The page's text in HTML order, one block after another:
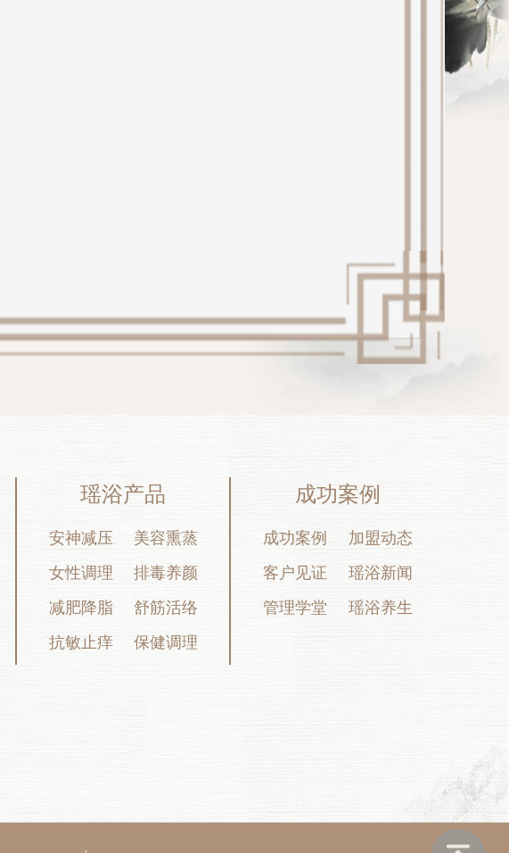
瑶浴产品
安神减压
美容熏蒸
女性调理
排毒养颜
减肥降脂
舒筋活络
抗敏止痒
保健调理
成功案例
成功案例
加盟动态
客户见证
瑶浴新闻
管理学堂
瑶浴养生